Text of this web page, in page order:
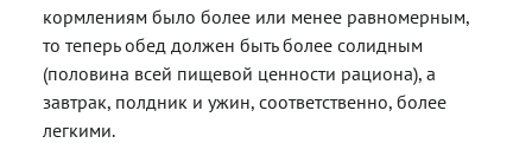
кормлениям было более или менее равномерным,
то теперь обед должен быть более солидным
(половина всей пищевой ценности рациона), а
завтрак, полдник и ужин, соответственно, более
легкими.